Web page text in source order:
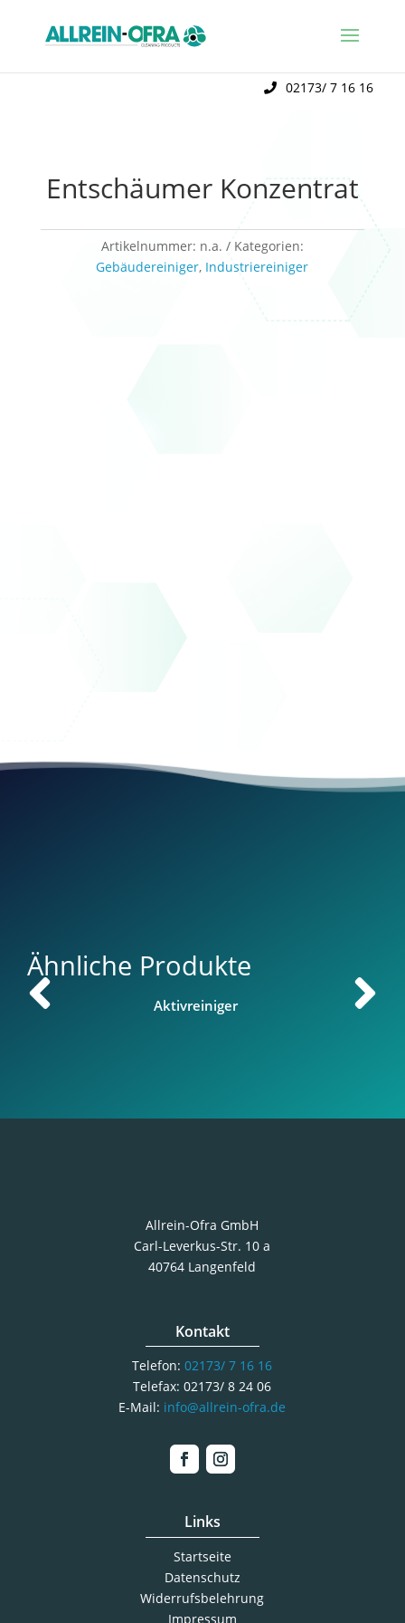
02173/ 7 16 16
Entschäumer Konzentrat
Artikelnummer: n.a.
Kategorien:
Gebäudereiniger, Industriereiniger
Eine Anfrage stellen
Ähnliche Produkte
Aktivreiniger
Allrein-Ofra GmbH
Carl-Leverkus-Str. 10 a
40764 Langenfeld
Kontakt
Telefon:02173/ 7 16 16
Telefax: 02173/ 8 24 06
E-Mail: info@allrein-ofra.de
Links
Startseite
Datenschutz
Widerrufsbelehrung
Impressum